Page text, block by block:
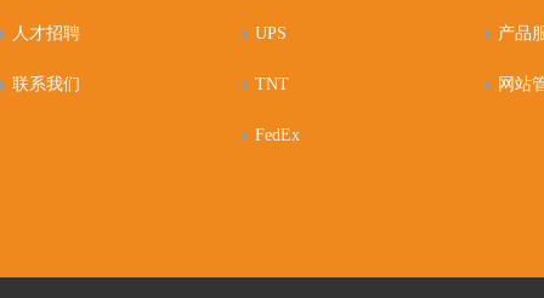
人才招聘
联系我们
UPS
TNT
FedEx
产品
网站